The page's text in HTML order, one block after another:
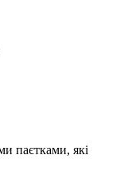
паєтками, які